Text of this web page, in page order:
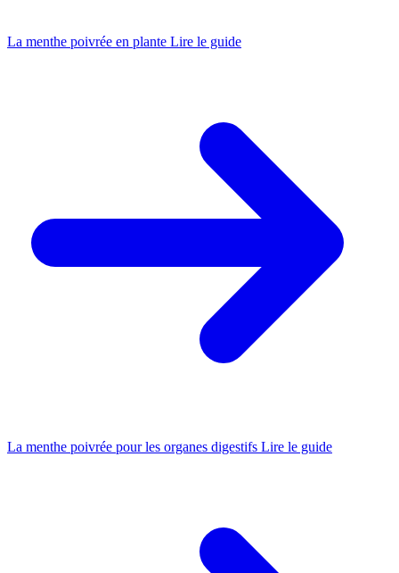
La menthe poivrée en plante Lire le guide
La menthe poivrée pour les organes digestifs Lire le guide